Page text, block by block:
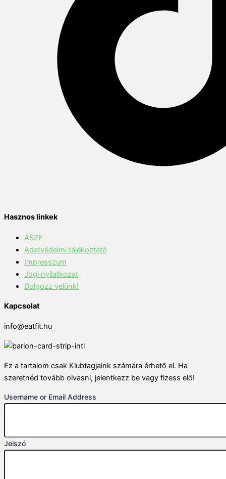
Hasznos linkek
ÁSZF
Adatvédelmi tájékoztató
Impresszum
Jogi nyilatkozat
Dolgozz velünk!
Kapcsolat
info@eatfit.hu
Ez a tartalom csak Klubtagjaink számára érhető el. Ha
szeretnéd tovább olvasni, jelentkezz be vagy fizess elő!
Username or Email Address
Jelszó